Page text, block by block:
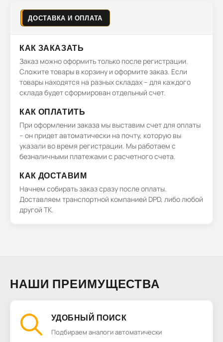
ДОСТАВКА И ОПЛАТА
КАК ЗАКАЗАТЬ
Заказ можно оформить только после регистрации.
Сложите товары в корзину и оформите заказ. Если
товары находятся на разных складах – для каждого
склада будет сформирован отдельный счет.
КАК ОПЛАТИТЬ
При оформлении заказа мы выставим счет для оплаты
– он придет автоматически на почту, которую вы
указали во время регистрации. Мы работаем с
безналичными платежами с расчетного счета.
КАК ДОСТАВИМ
Начнем собирать заказ сразу после оплаты.
Доставляем транспортной компанией DPD, либо любой
другой ТК.
НАШИ ПРЕИМУЩЕСТВА
УДОБНЫЙ ПОИСК
Подбираем аналоги автоматически